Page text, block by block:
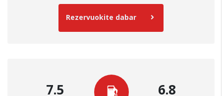
Rezervuokite dabar
7.5 6.8